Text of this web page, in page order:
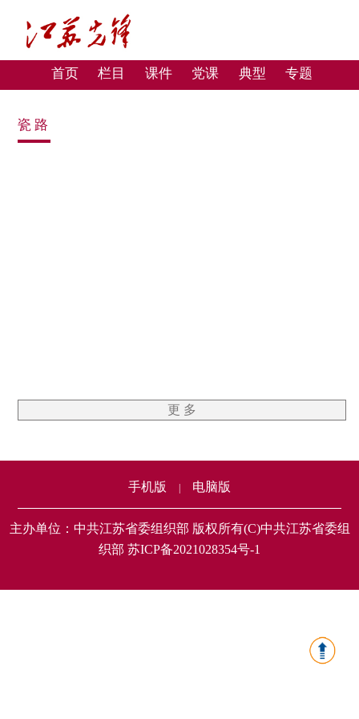
首页 栏目 课件 党课 典型 专题
瓷路
更 多
手机版 电脑版
主办单位：中共江苏省委组织部 版权所有(C)中共江苏省委组
织部 苏ICP备2021028354号-1